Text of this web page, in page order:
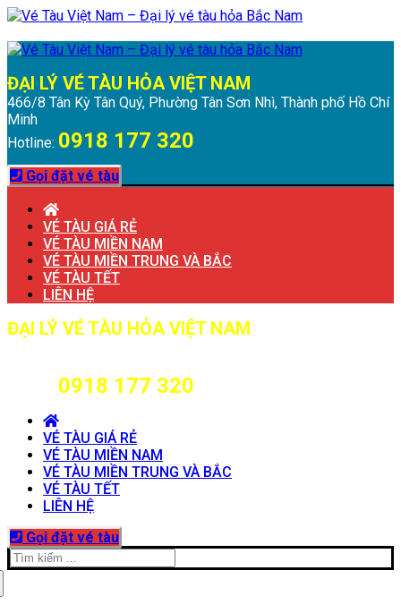
Chuyển
nội
Menu
Đóng
ĐẠI LÝ VÉ TÀU HỎA VIỆT NAM
466/8 Tân Kỳ Tân Quý, Phường Tân Sơn Nhì, Thành phố Hồ Chí
Minh
Hotline: 0918 177 320
Gọi đặt vé tàu
VÉ TÀU GIÁ RẺ
VÉ TÀU MIỀN NAM
VÉ TÀU MIỀN TRUNG VÀ BẮC
VÉ TÀU TẾT
LIÊN HỆ
ĐẠI LÝ VÉ TÀU HỎA VIỆT NAM
0918 177 320
VÉ TÀU GIÁ RẺ
VÉ TÀU MIỀN NAM
VÉ TÀU MIỀN TRUNG VÀ BẮC
VÉ TÀU TẾT
LIÊN HỆ
Gọi đặt vé tàu
Tìm
kiếm